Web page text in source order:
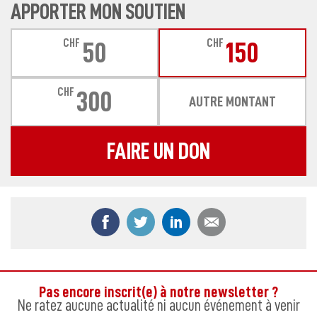
APPORTER MON SOUTIEN
CHF 50 CHF 150
CHF 300 AUTRE MONTANT
FAIRE UN DON
Partager ce contenu sur Facebook
Partager ce contenu sur Twitter
Partager ce contenu
Pas encore inscrit(e) à notre newsletter ?
Ne ratez aucune actualité ni aucun événement à venir